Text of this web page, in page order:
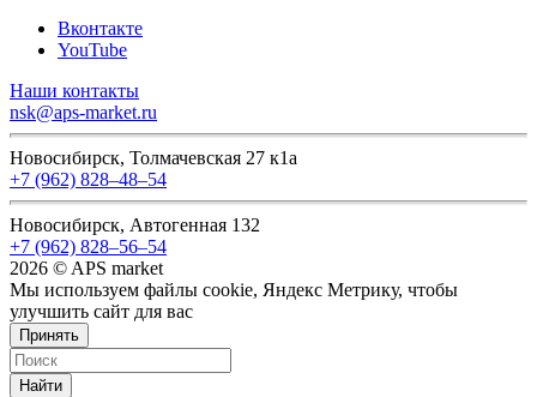
Вконтакте
YouTube
Наши контакты
nsk@aps-market.ru
Новосибирск, Толмачевская 27 к1а
+7 (962) 828‒48‒54
Новосибирск, Автогенная 132
+7 (962) 828‒56‒54
2026 © APS market
Мы используем файлы cookie, Яндекс Метрику, чтобы
улучшить сайт для вас
Принять
Найти